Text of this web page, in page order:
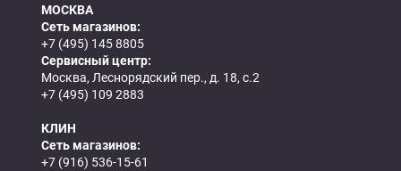
МОСКВА
Сеть магазинов:
+7 (495) 145 8805
Сервисный центр:
Москва, Леснорядский пер., д. 18, с.2
+7 (495) 109 2883
КЛИН
Сеть магазинов:
+7 (916) 536-15-61